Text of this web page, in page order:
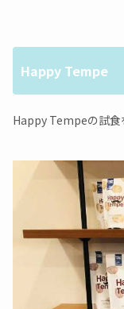
Happy Tempe
Happy Tempeの試食